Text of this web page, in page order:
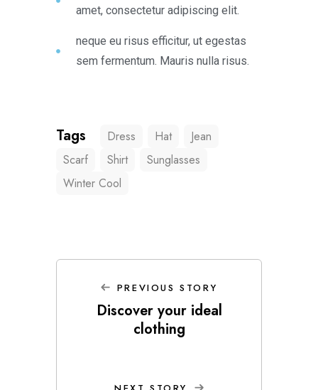
amet, consectetur adipiscing elit.
neque eu risus efficitur, ut egestas
sem fermentum. Mauris nulla risus.
Tags Dress Hat
Jean
Scarf
Shirt
Sunglasses
Winter Cool
PREVIOUS STORY
Discover your ideal
clothing